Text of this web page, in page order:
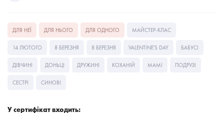
ДЛЯ НЕЇ ДЛЯ НЬОГО ДЛЯ ОДНОГО МАЙСТЕР-КЛАС
14 ЛЮТОГО 8 БЕРЕЗНЯ 8 БЕРЕЗНЯ VALENTINE'S DAY БАБУСІ
ДІВЧИНІ ДОНЬЦІ ДРУЖИНІ КОХАНІЙ МАМІ ПОДРУЗІ
СЕСТРІ СИНОВІ
У сертифікат входить: